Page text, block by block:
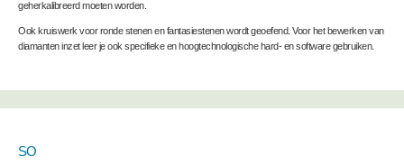
geherkalibreerd moeten worden.
Ook kruiswerk voor ronde stenen en fantasiestenen wordt geoefend. Voor het bewerken van
diamanten inzet leer je ook specifieke en hoogtechnologische hard- en software gebruiken.
SO